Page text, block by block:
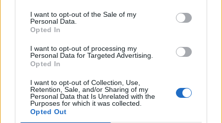
I want to opt-out of the Sale of my
Personal Data.
Opted In
I want to opt-out of processing my
Personal Data for Targeted Advertising.
Opted In
I want to opt-out of Collection, Use,
Retention, Sale, and/or Sharing of my
Personal Data that Is Unrelated with the
Purposes for which it was collected.
Opted Out